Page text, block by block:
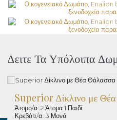
Δειτε Τα Υπόλοιπα
Superior Δίκλινο με
Άτομο/α: 2 Άτομα 1 Παιδί
Κρεβάτι/α: 3 Μονά